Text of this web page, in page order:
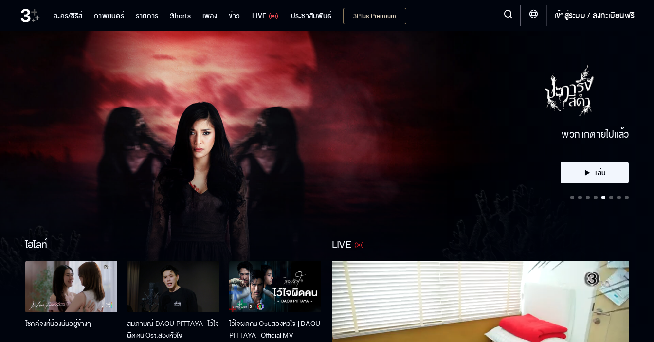
ละคร/ซีรีส์ ภาพยนตร์ รายการ Shorts เพลง ข่าว LIVE ประชาสัมพันธ์ 3Plus Premium เข้าสู่ระบบ / ลงทะเบียนฟรี
คลิก
ไฮไลท์
โชคดีจังที่น้องนีนอยู่ข้างๆ
สัมภาษณ์ DAOU PITTAYA | ไว้ใจ
ผิดคน Ost.สองหัวใจ
ไว้ใจผิดคน Ost.สองหัวใจ | DAOU
PITTAYA | Official MV
LIVE